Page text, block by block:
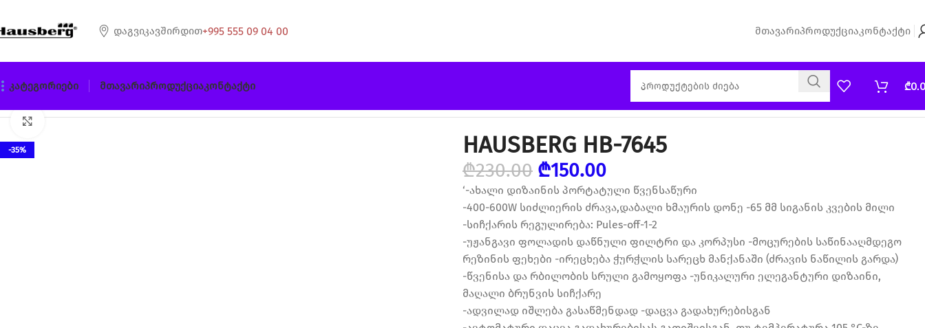
Დაგვიკავშირდით+995 555 09 04 00 ᲛთავარიᲞროდუქციაᲙონტაქტი
Კატეგორიები ᲛთავარიᲞროდუქციაᲙონტაქტი ₾
-35%
დააწკაპუნეთ გასადიდებლად
HAUSBERG HB-7645
₾230.00 ₾150.00
‘-ახალი დიზაინის პორტატული წვენსაწური
-400-600W სიძლიერის ძრავა,დაბალი ხმაურის დონე -65 მმ სიგანის კვების მილი
-სიჩქარის რეგულირება: Pules-off-1-2
-უჟანგავი ფოლადის დაწნული ფილტრი და კორპუსი -მოცურების საწინააღმდეგო
რეზინის ფეხები -ირეცხება ჭურჭლის სარეცხ მანქანაში (ძრავის ნაწილის გარდა)
-წვენისა და რბილობის სრული გამოყოფა -უნიკალური ელეგანტური დიზაინი,
მაღალი ბრუნვის სიჩქარე
-ადვილად იშლება გასაწმენდად -დაცვა გადახურებისგან